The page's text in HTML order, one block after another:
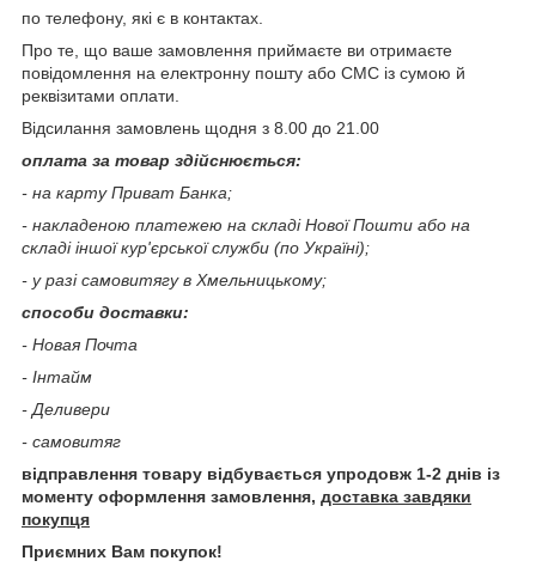
по телефону, які є в контактах.
Про те, що ваше замовлення приймаєте ви отримаєте
повідомлення на електронну пошту або СМС із сумою й
реквізитами оплати.
Відсилання замовлень щодня з 8.00 до 21.00
оплата за товар здійснюється:
- на карту Приват Банка;
- накладеною платежею на складі Нової Пошти або на
складі іншої кур'єрської служби (по Україні);
- у разі самовитягу в Хмельницькому;
способи доставки:
- Новая Почта
- Інтайм
- Деливери
- самовитяг
відправлення товару відбувається упродовж 1-2 днів із
моменту оформлення замовлення, доставка завдяки
покупця
Приємних Вам покупок!